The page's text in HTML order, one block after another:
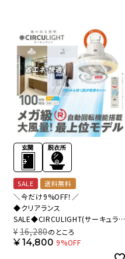
SALE 送料無料
＼今だけ9%OFF！／
◆クリアランス
SALE◆CIRCULIGHT(サーキュライ
ト) メガRシリーズ 回転機能 引掛け
モデル DSLH10RCWH 【SH】
¥16,280のところ
¥14,800 9%OFF